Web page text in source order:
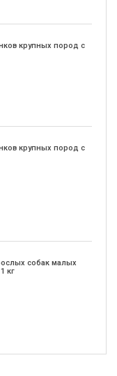
крупных пород с
крупных пород с
собак малых
кг